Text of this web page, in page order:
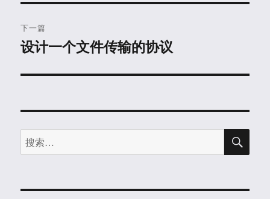
航
文
章：
下一篇
下
文
设计一个文件传输的协议
搜
索：
搜